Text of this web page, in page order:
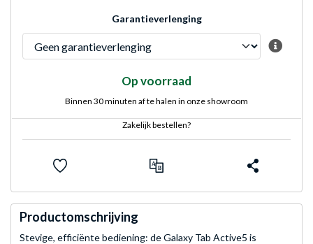
Garantieverlenging
Op voorraad
Binnen 30 minuten af te halen in onze showroom
Zakelijk bestellen?
Productomschrijving
Stevige, efficiënte bediening: de Galaxy Tab Active5 is